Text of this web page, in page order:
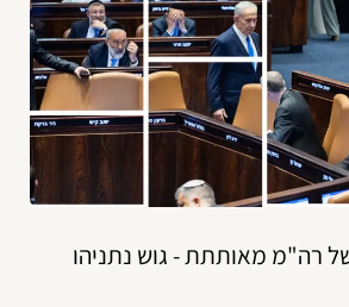
רה"מ מאותתת - גוש נתניהו